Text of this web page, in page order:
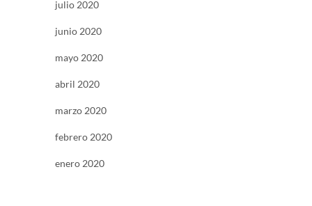
julio 2020
junio 2020
mayo 2020
abril 2020
marzo 2020
febrero 2020
enero 2020